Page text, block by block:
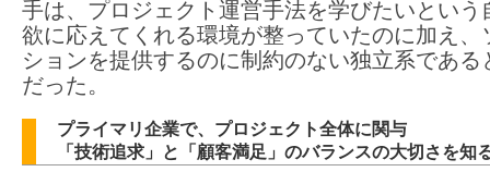
手は、プロジェクト運営手法を学びたいという
欲に応えてくれる環境が整っていたのに加え、
ションを提供するのに制約のない独立系である
だった。
プライマリ企業で、プロジェクト全体に関与
「技術追求」と「顧客満足」のバランスの大切さを知